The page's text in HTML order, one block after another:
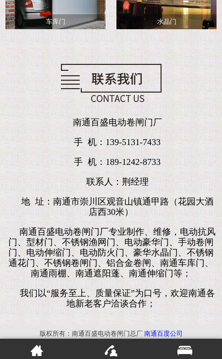
车库门 水晶门
南通百盛电动卷闸门厂
手 机：139-5131-7433
手 机：189-1242-8733
联系人：荆经理
地 址：南通市崇川区观音山镇通甲路（花园大酒
店西30米）
南通百盛电动卷闸门厂专业制作、维修，电动抗风
门、型材门、不锈钢渔网门、电动豪华门、手动卷闸
门、电动伸缩门、电动防火门、豪华水晶门、不锈钢
通花门、不锈钢卷闸门、铝合金卷闸、南通车库门、
南通雨棚、南通遮阳蓬、南通伸缩门等；
我们以“服务至上、质量保证”为口号，欢迎南通各
地新老客户洽谈合作；
版权所有：南通百盛电动卷闸门总厂 南通百度公司